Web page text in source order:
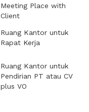
Meeting Place with
Client
Ruang Kantor untuk
Rapat Kerja
Ruang Kantor untuk
Pendirian PT atau CV
plus VO